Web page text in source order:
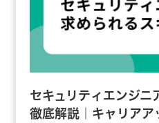
セキュリティエンジニ
徹底解説｜キャリアア